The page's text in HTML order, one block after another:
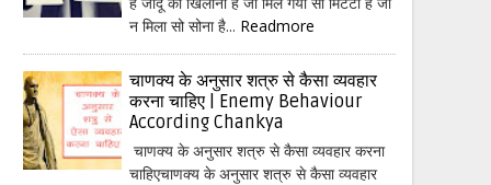
न मिला सो सोना है... Readmore
चाणक्य के अनुसार शत्रु से कैसा व्यवहार
करना चाहिए | Enemy Behaviour
According Chankya
चाणक्य के अनुसार शत्रु से कैसा व्यवहार करना
चाहिएचाणक्य के अनुसार शत्रु से कैसा व्यवहार